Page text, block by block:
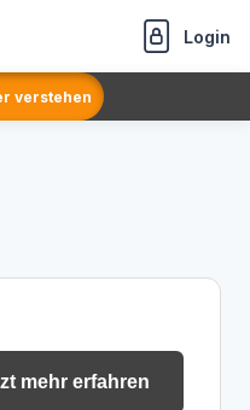
Login
verstehen
mehr erfahren